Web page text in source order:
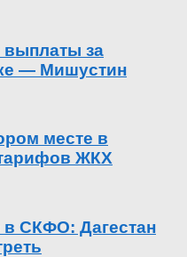
выплаты за
— Мишустин
месте в
ЖКХ
СКФО: Дагестан